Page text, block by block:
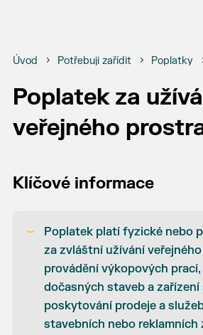
Úvod Potřebuji zařídit Poplatky
Poplatek za
veřejného
Klíčové informace
Poplatek platí fyzické nebo
za zvláštní užívání
provádění výkopových
dočasných staveb a
poskytování prodeje a
stavebních nebo reklamních